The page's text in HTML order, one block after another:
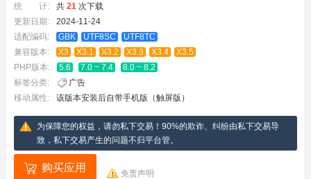
统 计: 共 21 次下载
更新日期:
2024-11-24
适配编码:
GBK UTF8SC
UTF8TC
兼容版本:
X3 X3.1 X3.2 X3.3 X3.4
X3.5
PHP版本:
5.6 7.0 ~ 7.4
8.0 ~ 8.2
标签分类:
广告
移动属性:
该版本安装后自带手机版（触屏版）
为保障您的权益，请勿私下交易！90%的欺诈、纠纷由私下交易导
致，私下交易产生的问题不归平台管。
购买应用 免责声明